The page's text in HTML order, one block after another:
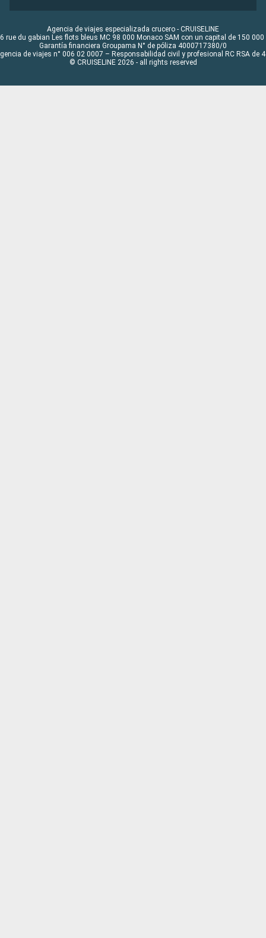
Agencia de viajes especializada crucero - CRUISELINE
rue du gabian Les flots bleus MC 98 000 Monaco SAM con un capital de 150 000
Garantía financiera Groupama N° de póliza 4000717380/0
de viajes n° 006 02 0007 – Responsabilidad civil y profesional RC RSA de
© CRUISELINE 2026 - all rights reserved